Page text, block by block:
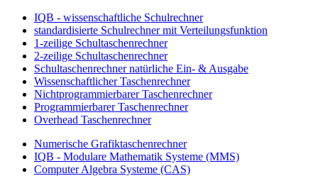
IQB - wissenschaftliche Schulrechner
standardisierte Schulrechner mit Verteilungsfunktion
1-zeilige Schultaschenrechner
2-zeilige Schultaschenrechner
Schultaschenrechner natürliche Ein- & Ausgabe
Wissenschaftlicher Taschenrechner
Nichtprogrammierbarer Taschenrechner
Programmierbarer Taschenrechner
Overhead Taschenrechner
Numerische Grafiktaschenrechner
IQB - Modulare Mathematik Systeme (MMS)
Computer Algebra Systeme (CAS)